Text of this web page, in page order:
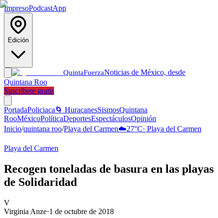
ImpresoPodcastApp
Edición
QuintaFuerzaNoticias de México, desde
Quintana Roo
Suscríbete gratis
PortadaPoliciaca 🌀 HuracanesSismosQuintana
RooMéxicoPolíticaDeportesEspectáculosOpinión
Inicio/quintana roo/Playa del Carmen☁️27°C· Playa del Carmen
Playa del Carmen
Recogen toneladas de basura en las playas
de Solidaridad
V
Virginia Anze·1 de octubre de 2018